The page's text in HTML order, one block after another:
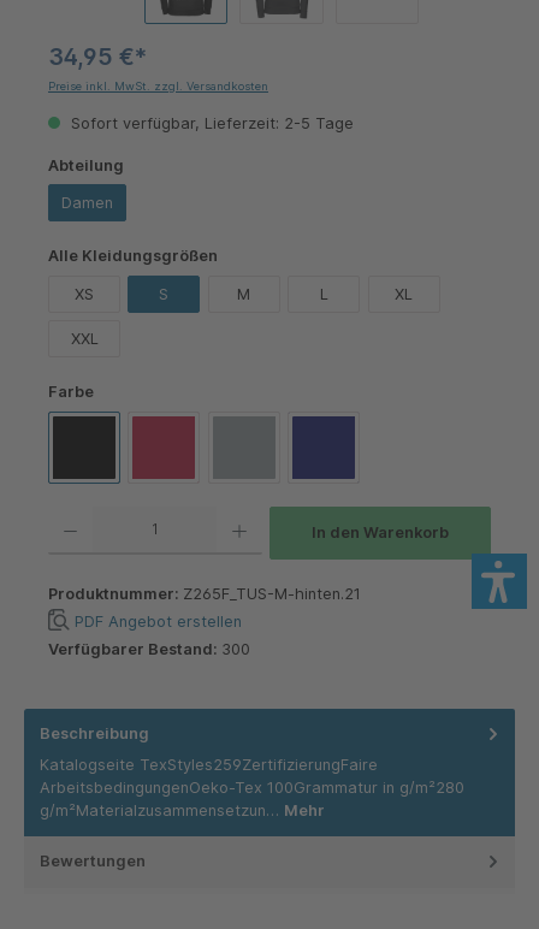
34,95 €*
Preise inkl. MwSt. zzgl. Versandkosten
Sofort verfügbar, Lieferzeit: 2-5 Tage
Abteilung
Damen
Alle Kleidungsgrößen
XS S M L XL
XXL
Farbeauswählen
In den Warenkorb
Produktnummer: Z265F_TUS-M-hinten.21
PDF Angebot erstellen
Verfügbarer Bestand: 300
Beschreibung
Katalogseite TexStyles259ZertifizierungFaire
ArbeitsbedingungenOeko-Tex 100Grammatur in g/m²280
g/m²Materialzusammensetzun… Mehr
Bewertungen